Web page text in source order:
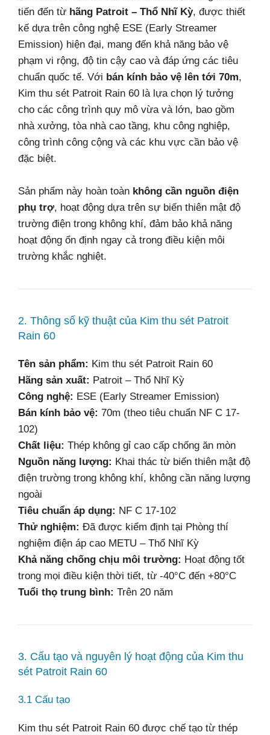
tiến đến từ hãng Patroit – Thổ Nhĩ Kỳ, được thiết
kế dựa trên công nghệ ESE (Early Streamer
Emission) hiện đại, mang đến khả năng bảo vệ
phạm vi rộng, độ tin cậy cao và đáp ứng các tiêu
chuẩn quốc tế. Với bán kính bảo vệ lên tới 70m,
Kim thu sét Patroit Rain 60 là lựa chọn lý tưởng
cho các công trình quy mô vừa và lớn, bao gồm
nhà xưởng, tòa nhà cao tầng, khu công nghiệp,
công trình công cộng và các khu vực cần bảo vệ
đặc biệt.
Sản phẩm này hoàn toàn không cần nguồn điện
phụ trợ, hoạt động dựa trên sự biến thiên mật độ
trường điện trong không khí, đảm bảo khả năng
hoạt động ổn định ngay cả trong điều kiện môi
trường khắc nghiệt.
2. Thông số kỹ thuật của Kim thu sét Patroit
Rain 60
Tên sản phẩm: Kim thu sét Patroit Rain 60
Hãng sản xuất: Patroit – Thổ Nhĩ Kỳ
Công nghệ: ESE (Early Streamer Emission)
Bán kính bảo vệ: 70m (theo tiêu chuẩn NF C 17-
102)
Chất liệu: Thép không gỉ cao cấp chống ăn mòn
Nguồn năng lượng: Khai thác từ biến thiên mật độ
điện trường trong không khí, không cần năng lượng
ngoài
Tiêu chuẩn áp dụng: NF C 17-102
Thử nghiệm: Đã được kiểm định tại Phòng thí
nghiệm điện áp cao METU – Thổ Nhĩ Kỳ
Khả năng chống chịu môi trường: Hoạt động tốt
trong mọi điều kiện thời tiết, từ -40°C đến +80°C
Tuổi thọ trung bình: Trên 20 năm
3. Cấu tạo và nguyên lý hoạt động của Kim thu
sét Patroit Rain 60
3.1 Cấu tạo
Kim thu sét Patroit Rain 60 được chế tạo từ thép